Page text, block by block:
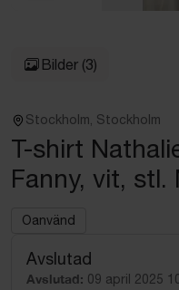
Bilder (3)
Stockholm, Stockholm
T-shirt
Fanny, vit, stl.
Oanvänd
Avslutad
Avslutad: 09 april 2025